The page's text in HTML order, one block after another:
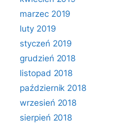
marzec 2019
luty 2019
styczeń 2019
grudzień 2018
listopad 2018
październik 2018
wrzesień 2018
sierpień 2018